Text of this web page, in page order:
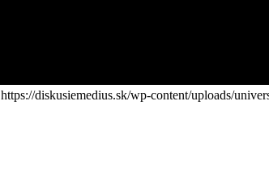
https://diskusiemedius.sk/wp-content/uploads/